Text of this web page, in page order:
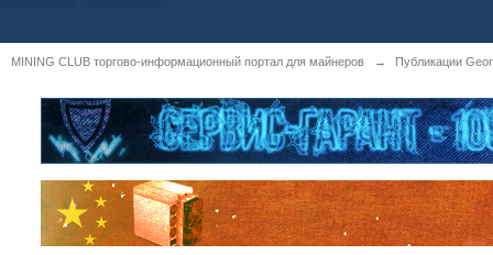
MINING CLUB торгово-информационный портал для майнеров → Публикации